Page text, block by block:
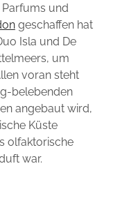
und
geschaffen hat
Isla und De
um
voran steht
belebenden
angebaut wird,
Küste
olfaktorische
war.